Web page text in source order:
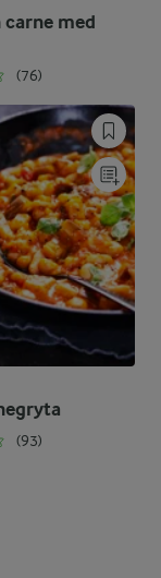
med
(76)
(93)